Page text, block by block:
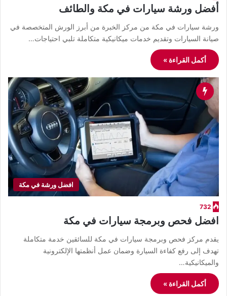
أفضل ورشة سيارات في مكة والطائف
ورشة سيارات في مكة من مركز الخبرة من أبرز الورش المتخصصة في
صيانة السيارات وتقديم خدمات ميكانيكية متكاملة تلبي احتياجات…
أكمل القراءة »
افضل ورشة في مكة
732
افضل فحص وبرمجة سيارات في مكة
يقدم مركز فحص وبرمجة سيارات في مكة للسائقين خدمة متكاملة
تهدف إلى رفع كفاءة السيارة وضمان عمل أنظمتها الإلكترونية
والميكانيكية…
أكمل القراءة »